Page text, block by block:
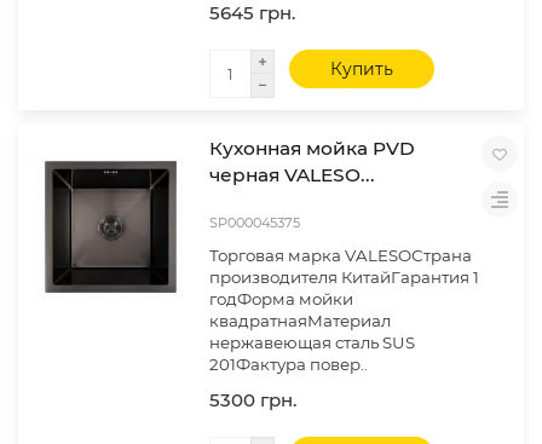
5645 грн.
Купить
Кухонная мойка PVD
черная VALESO...
SP000045375
Торговая марка VALESOСтрана
производителя КитайГарантия 1
годФорма мойки
квадратнаяМатериал
нержавеющая сталь SUS
201Фактура повер..
5300 грн.